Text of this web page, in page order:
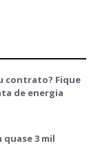
contrato? Fique
de energia
3 mil